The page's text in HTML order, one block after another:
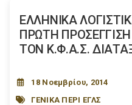
ΕΛΛΗΝΙΚΑ
ΠΡΩΤΗ
ΤΟΝ Κ.Φ.Α.Σ.
18 Νοεμβρίου, 2014
ΓΕΝΙΚΑ ΠΕΡΙ ΕΓΛΣ